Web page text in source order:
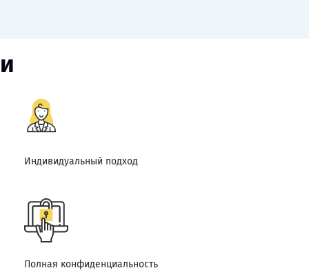
Индивидуальный подход
Полная конфиденциальность